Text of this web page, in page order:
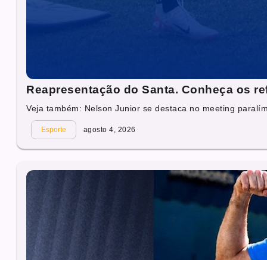
Reapresentação do Santa. Conheça os
Veja também: Nelson Junior se destaca no meeting
Esporte agosto 4, 2026